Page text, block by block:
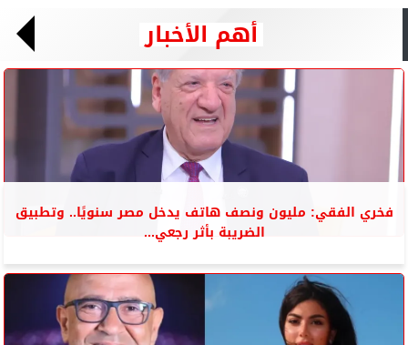
أهم الأخبار
فخري الفقي: مليون ونصف هاتف يدخل مصر سنويًا.. وتطبيق
الضريبة بأثر رجعي...